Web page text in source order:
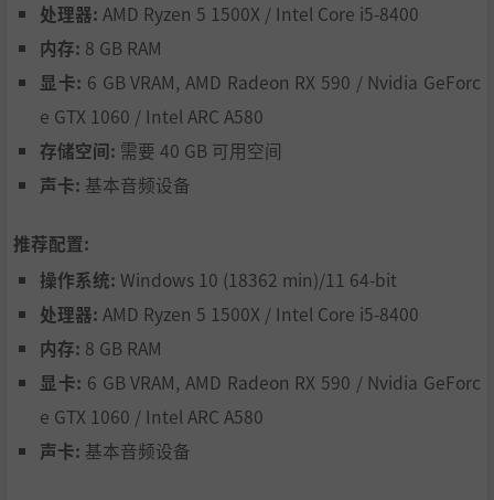
集装箱和设备。用铺缆机将工厂重新接入电网，铺设热沥
青，再用压路机将其压平，打造平坦道路。随着剧情推进，
解锁超过40种工程车辆。访问车库，定制你的车辆，使用公
司标志和专属颜色重新喷漆。
灾难让许多地区陷入混乱，你是最后的希望，来挑战极限
吧！无论是在山脉、沙漠，还是海岸，你的专业技能在全球
各地都需要发挥！探索8张独特的地图，每张4平方公里，各
自拥有独特的生物群落和建筑。选择路线，穿越废弃的工
厂、被淹没的大坝，或废弃的太阳能场。搜寻每个角落，完
成目标，获取新合同，赚取更多资金和经验。
处理器: AMD Ryzen 5 1500X / Intel Core i5-8400
内存: 8 GB RAM
显卡: 6 GB VRAM, AMD Radeon RX 590 / Nvidia GeForc
e GTX 1060 / Intel ARC A580
存储空间: 需要 40 GB 可用空间
声卡: 基本音频设备
推荐配置:
操作系统: Windows 10 (18362 min)/11 64-bit
处理器: AMD Ryzen 5 1500X / Intel Core i5-8400
内存: 8 GB RAM
显卡: 6 GB VRAM, AMD Radeon RX 590 / Nvidia GeForc
e GTX 1060 / Intel ARC A580
声卡: 基本音频设备